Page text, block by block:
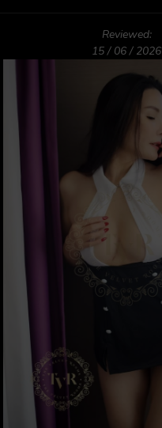
Reviewed:
15 / 06 / 2026